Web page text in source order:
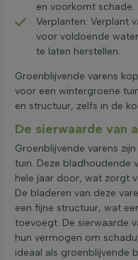
en voorkomt schade.
Verplanten: Verplant
voor voldoende
te laten herstellen.
Groenblijvende varens
voor een wintergroene
en structuur, zelfs in de
De sierwaarde van
Groenblijvende varens
tuin. Deze bladhoudende
hele jaar door, wat zorgt
De bladeren van deze
een fijne structuur, wat
toevoegt. De sierwaarde
hun vermogen om
ideaal als groenblijvende